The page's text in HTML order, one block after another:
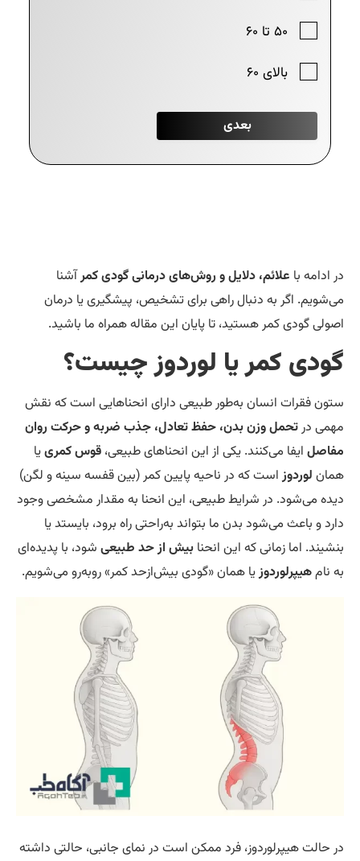
ادامه باعلائم، دلایل و روش‌های درمانی گودی کمرآشنا
اگر به دنبال راهی برای تشخیص، پیشگیری یا درمان
گودی کمر هستید، تا پایان این مقاله همراه ما باشید.
کمر یا لوردوز چیست؟
فقرات انسان به‌طور طبیعی دارای انحناهایی است که نقش
درتحمل وزن بدن، حفظ تعادل، جذب ضربه و حرکت روان
ایفا می‌کنند. یکی از این انحناهای طبیعی،قوس کمرییا
لوردوزاست که در ناحیه پایین کمر (بین قفسه سینه و لگن)
می‌شود. در شرایط طبیعی، این انحنا به مقدار مشخصی وجود
و باعث می‌شود بدن ما بتواند به‌راحتی راه برود، بایستد یا
اما زمانی که این انحنابیش از حد طبیعیشود، با پدیده‌ای
نامهیپرلوردوزیا همان «گودی بیش‌ازحد کمر» روبه‌رو می‌شویم.
حالت هیپرلوردوز، فرد ممکن است در نمای جانبی، حالتی داشته